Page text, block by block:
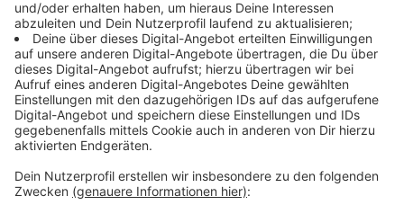
Faktoren erwarten lassen. Großstädte, wie Frankfurt
am Main, München oder Berlin schneiden dagegen eher
schlecht ab, obwohl die objektiven Faktoren hoch im
Ranking sind. Insgesamt wurden 40 Städte in
Deutschland verglichen. Auf Platz eins liegt Kassel
mit 7,38 Punkten. Schlusslicht ist Rostock mit 6,36
Punkten.
Anzeige